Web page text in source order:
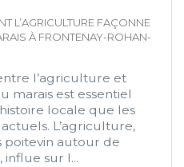
L’AGRICULTURE FAÇONNE
À FRONTENAY-ROHAN-
l’agriculture et
marais est essentiel
locale que les
L’agriculture,
poitevin autour de
influe sur l...